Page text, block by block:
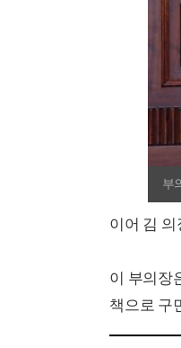
부
이어 김
이 부의장
책으로 구